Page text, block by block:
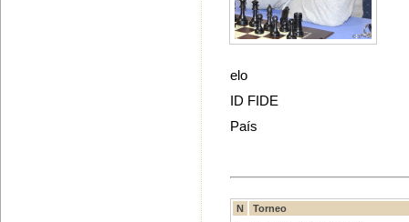
elo
ID FIDE
País
N Torneo